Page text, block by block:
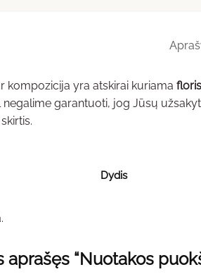
kompozicija yra atskirai kuriama
garantuoti, jog Jūsų
Dydis
aprašęs “Nuotakos